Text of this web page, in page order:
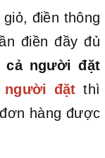
điền thông
điền đầy đủ
cả người đặt
người đặt thì
hàng được